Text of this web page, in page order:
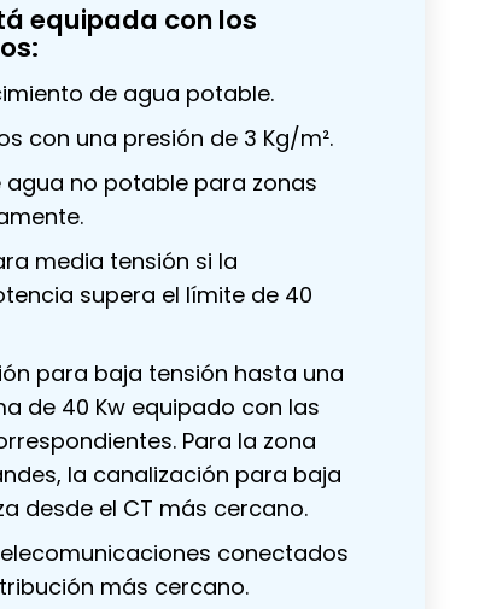
equipada con los
de agua potable.
con una presión de 3 Kg/m².
agua no potable para zonas
media tensión si la
supera el límite de 40
para baja tensión hasta una
de 40 Kw equipado con las
Para la zona
la canalización para baja
desde el CT más cercano.
conectados
más cercano.